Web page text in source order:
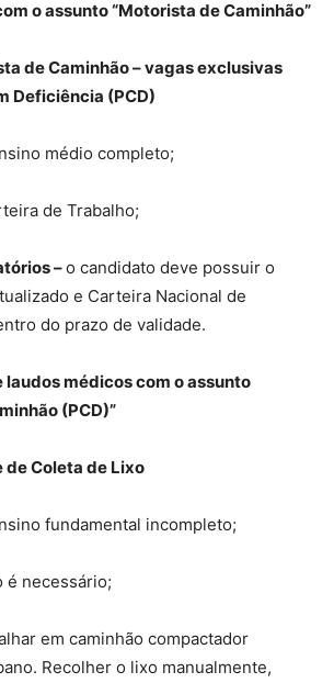
o assunto “Motorista de Caminhão”
de Caminhão – vagas exclusivas
Deficiência (PCD)
médio completo;
de Trabalho;
–o candidato deve possuir o
e Carteira Nacional de
do prazo de validade.
laudos médicos com o assunto
(PCD)”
de Coleta de Lixo
fundamental incompleto;
é necessário;
em caminhão compactador
Recolher o lixo manualmente,